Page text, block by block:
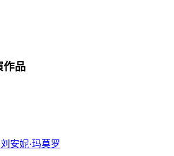
作品
安妮·玛莫罗